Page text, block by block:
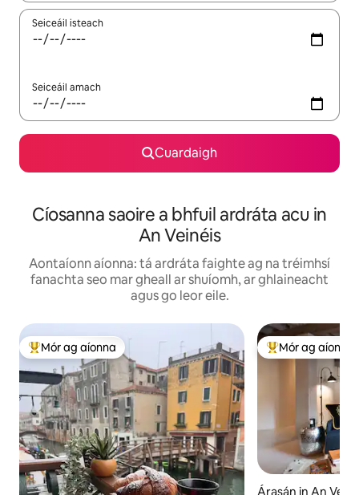
Seiceáil isteach
Seiceáil amach
Cuardaigh
Cíosanna saoire a bhfuil ardráta acu in
An Veinéis
Aontaíonn aíonna: tá ardráta faighte ag na tréimhsí
fanachta seo mar gheall ar shuíomh, ar ghlaineacht
agus go leor eile.
An-mhór ag aíonna
Mór ag aíonna An-mhór ag
Mór ag aíonna
Árasán in An